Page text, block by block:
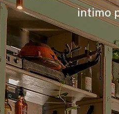
intimo